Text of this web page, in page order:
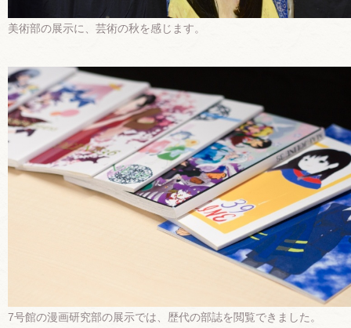
美術部の展示に、芸術の秋を感じます。
7号館の漫画研究部の展示では、歴代の部誌を閲覧できました。